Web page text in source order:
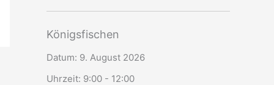
Königsfischen
Datum: 9. August 2026
Uhrzeit: 9:00 - 12:00